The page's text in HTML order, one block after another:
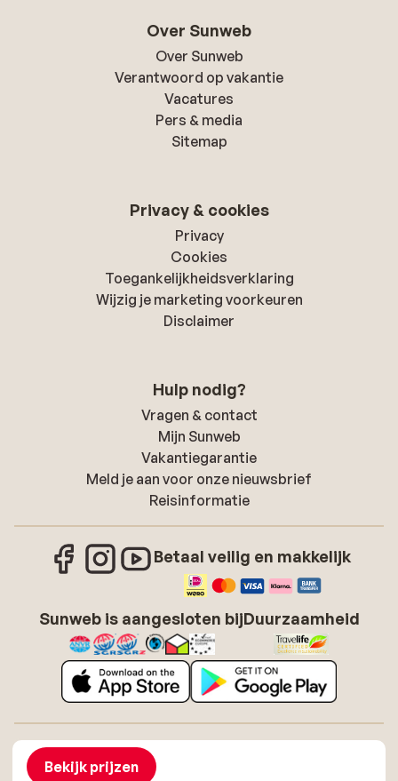
Bekijk prijzen
Over Sunweb
Over Sunweb
Verantwoord op vakantie
Vacatures
Pers & media
Sitemap
Privacy & cookies
Privacy
Cookies
Toegankelijkheidsverklaring
Wijzig je marketing voorkeuren
Disclaimer
Hulp nodig?
Vragen & contact
Mijn Sunweb
Vakantiegarantie
Meld je aan voor onze nieuwsbrief
Reisinformatie
Betaal veilig en makkelijk
Sunweb is aangesloten bijDuurzaamheid
Over Sunweb
Algemene voorwaarden zonvakanties